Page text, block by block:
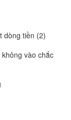
dòng tiền (2)
vào chắc